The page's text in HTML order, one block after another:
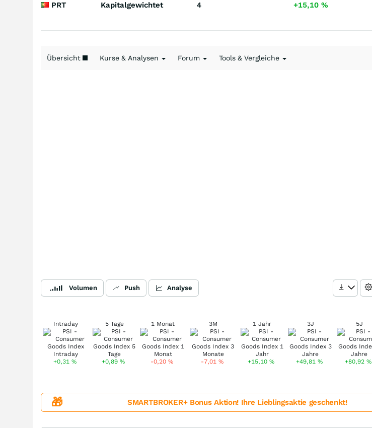
PRT Kapitalgewichtet 4 +15,10 %
Übersicht Kurse & Analysen Forum Tools & Vergleiche
Volumen Push Analyse
Intraday
+0,31 %
5 Tage
+0,89%
1 Monat
-0,20%
3M
-7,01 %
1 Jahr
+15,10%
3J
+49,81%
5J
+80,92%
🎁 SMARTBROKER+ Bonus Aktion! Ihre Lieblingsaktie geschenkt!